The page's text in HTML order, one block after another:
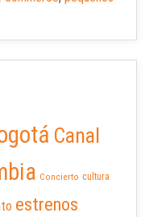
Canal
Concierto cultura
estrenos